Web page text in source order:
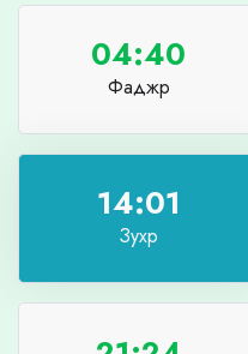
04:40
Фаджр
14:01
Зухр